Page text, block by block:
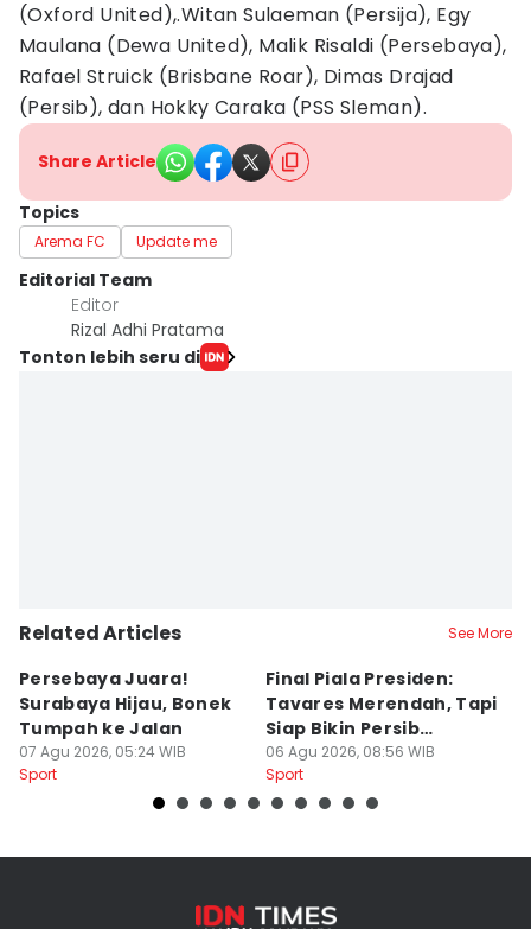
(Oxford United),.Witan Sulaeman (Persija), Egy
Maulana (Dewa United), Malik Risaldi (Persebaya),
Rafael Struick (Brisbane Roar), Dimas Drajad
(Persib), dan Hokky Caraka (PSS Sleman).
Share Article
Topics
Arema FC Update me
Editorial Team
Editor
Rizal Adhi Pratama
Tonton lebih seru di
Related Articles See More
Persebaya Juara!
Surabaya Hijau, Bonek
Tumpah ke Jalan
07 Agu 2026, 05:24 WIB
Sport
Final Piala Presiden:
Tavares Merendah, Tapi
Siap Bikin Persib
Tumbang
06 Agu 2026, 08:56 WIB
Sport